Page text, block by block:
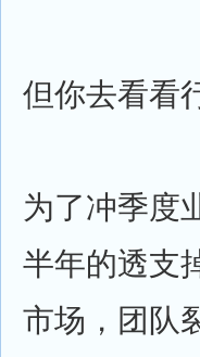
但你去看看
为了冲季度
半年的透支
市场，团队